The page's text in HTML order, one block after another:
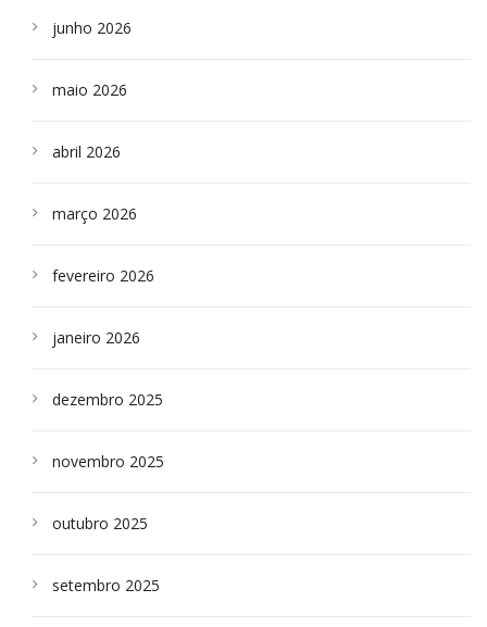
junho 2026
maio 2026
abril 2026
março 2026
fevereiro 2026
janeiro 2026
dezembro 2025
novembro 2025
outubro 2025
setembro 2025